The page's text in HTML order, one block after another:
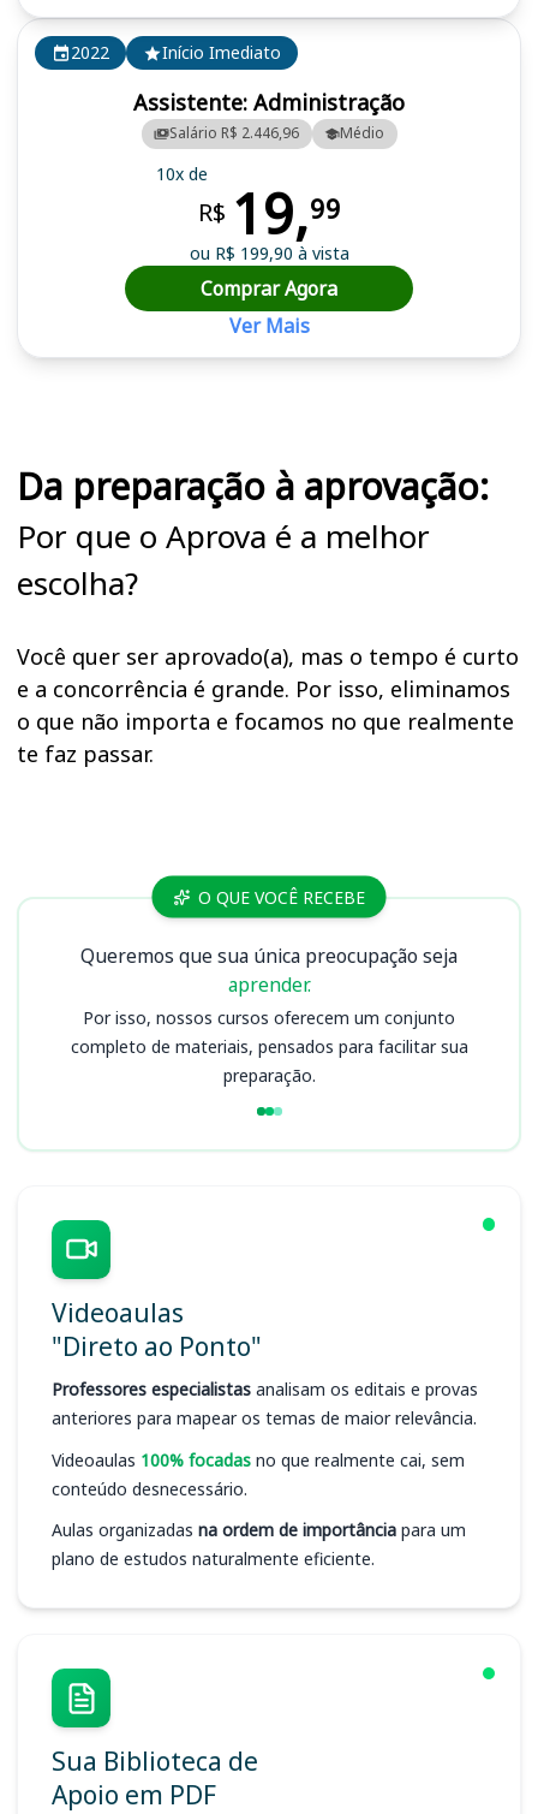
2022 Início Imediato
Assistente: Administração
Salário R$ 2.446,96 Médio
10x de
R$ 19,99
ou R$ 199,90 à vista
Comprar Agora
Ver Mais
Da preparação à aprovação:
Por que o Aprova é a melhor
escolha?
Você quer ser aprovado(a), mas o tempo é curto
e a concorrência é grande. Por isso, eliminamos
o que não importa e focamos no que realmente
te faz passar.
Cursos IFF, IF Fluminense
O QUE VOCÊ RECEBE
Queremos que sua única preocupação seja
aprender.
Por isso, nossos cursos oferecem um conjunto
completo de materiais, pensados para facilitar sua
preparação.
Videoaulas
"Direto ao Ponto"
Professores especialistas analisam os editais e provas
anteriores para mapear os temas de maior relevância.
Videoaulas 100% focadas no que realmente cai, sem
conteúdo desnecessário.
Aulas organizadas na ordem de importância para um
plano de estudos naturalmente eficiente.
Sua Biblioteca de
Apoio em PDF